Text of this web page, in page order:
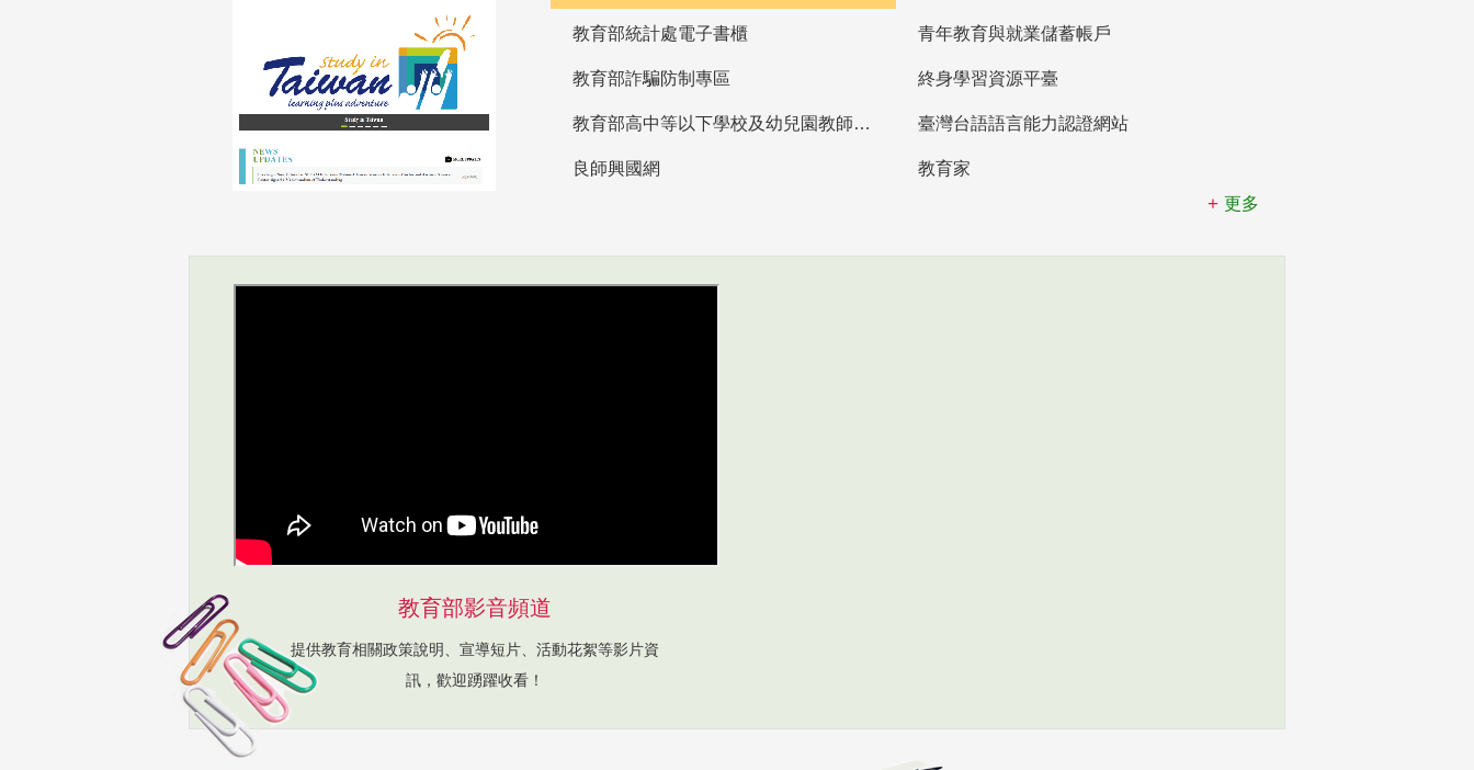
教育部統計處電子書櫃 青年教育與就業儲蓄帳戶
教育部詐騙防制專區 終身學習資源平臺
教育部高中等以下學校及幼兒園教師資格檢定考試 臺灣台語語言能力認證網站
良師興國網
教育家
更多
教育部影音頻道
提供教育相關政策說明、宣導短片、活動花絮等影片資
訊，歡迎踴躍收看！